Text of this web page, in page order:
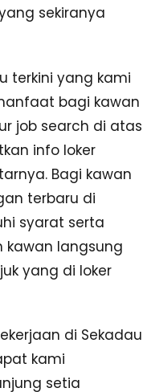
sekiranya
terkini yang kami
bagi kawan
job search di atas
info loker
Bagi kawan
terbaru di
syarat serta
kawan langsung
yang di loker
di Sekadau
kami
setia